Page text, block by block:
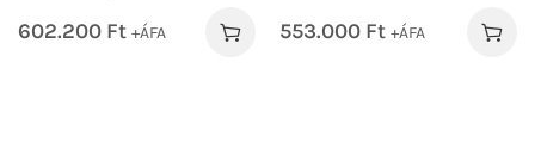
602.200 Ft +ÁFA 553.000 Ft +ÁFA